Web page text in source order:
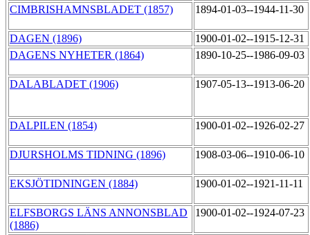
CIMBRISHAMNSBLADET (1857) 1894-01-03--1944-11-30
DAGEN (1896)
1900-01-02--1915-12-31
DAGENS NYHETER (1864)
1890-10-25--1986-09-03
DALABLADET (1906) 1907-05-13--1913-06-20
DALPILEN (1854) 1900-01-02--1926-02-27
DJURSHOLMS TIDNING (1896) 1908-03-06--1910-06-10
EKSJÖTIDNINGEN (1884) 1900-01-02--1921-11-11
ELFSBORGS LÄNS ANNONSBLAD
(1886)
1900-01-02--1924-07-23